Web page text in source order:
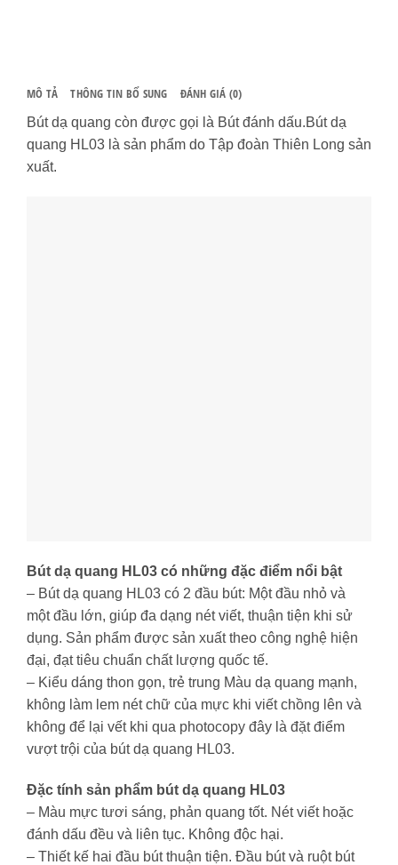
MÔ TẢ THÔNG TIN BỔ SUNG ĐÁNH GIÁ (0)
Bút dạ quang còn được gọi là Bút đánh dấu.Bút dạ
quang HL03 là sản phẩm do Tập đoàn Thiên Long sản
xuất.
Bút dạ quang HL03 có những đặc điểm nổi bật
– Bút dạ quang HL03 có 2 đầu bút: Một đầu nhỏ và
một đầu lớn, giúp đa dạng nét viết, thuận tiện khi sử
dụng. Sản phẩm được sản xuất theo công nghệ hiện
đại, đạt tiêu chuẩn chất lượng quốc tế.
– Kiểu dáng thon gọn, trẻ trung Màu dạ quang mạnh,
không làm lem nét chữ của mực khi viết chồng lên và
không để lại vết khi qua photocopy đây là đặt điểm
vượt trội của bút dạ quang HL03.
Đặc tính sản phẩm bút dạ quang HL03
– Màu mực tươi sáng, phản quang tốt. Nét viết hoặc
đánh dấu đều và liên tục. Không độc hại.
– Thiết kế hai đầu bút thuận tiện. Đầu bút và ruột bút